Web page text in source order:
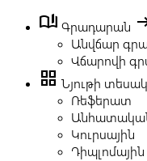
book_ribbon Գրադարան
Անվճար
Վճարովի
grid_view Նյութի
Ռեֆերատ
Կուրսային
Դիպլոմային